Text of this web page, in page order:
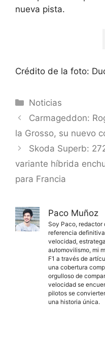
nueva pista.
Crédito de la foto:
Categorías
Noticias
Carmageddon:
la Grosso, su nuevo
Skoda Superb:
variante híbrida
para Francia
Paco Muñoz
Soy Paco, redactor
referencia
velocidad,
automovilismo, mi
F1 a través de
una cobertura
orgulloso de
velocidad se
pilotos se
una historia única.